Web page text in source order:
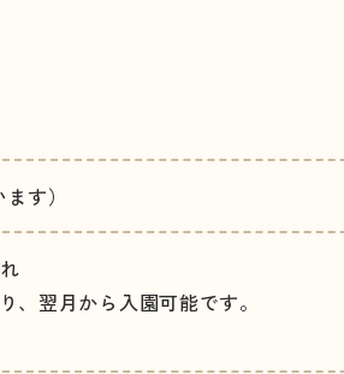
す）
、翌月から入園可能です。